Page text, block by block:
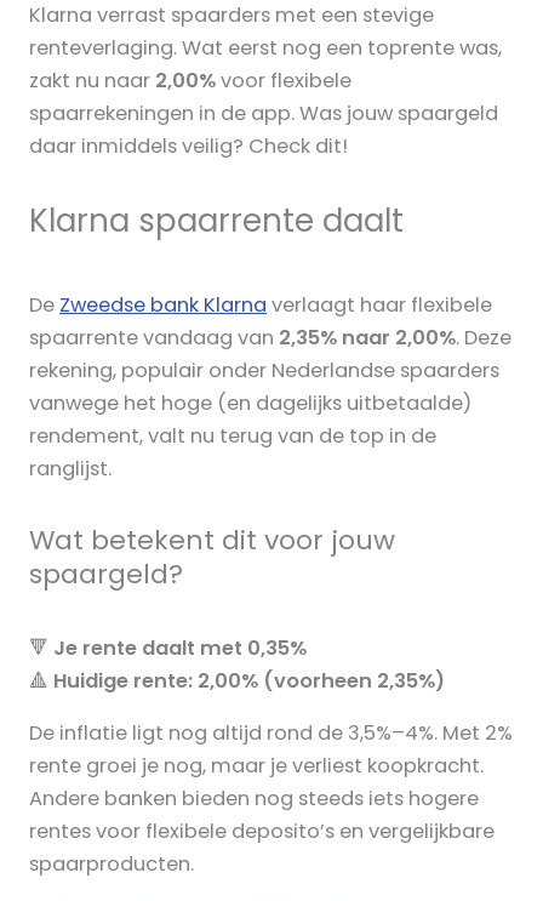
Klarna verrast spaarders met een stevige
renteverlaging. Wat eerst nog een toprente was,
zakt nu naar 2,00%voor flexibele
spaarrekeningen in de app. Was jouw spaargeld
daar inmiddels veilig? Check dit!
Klarna spaarrente daalt
De Zweedse bank Klarna verlaagt haar flexibele
spaarrente vandaag van 2,35% naar 2,00%. Deze
rekening, populair onder Nederlandse spaarders
vanwege het hoge (en dagelijks uitbetaalde)
rendement, valt nu terug van de top in de
ranglijst.
Wat betekent dit voor jouw
spaargeld?
🔻 Je rente daalt met 0,35%
🔺 Huidige rente: 2,00% (voorheen 2,35%)
De inflatie ligt nog altijd rond de 3,5%–4%. Met 2%
rente groei je nog, maar je verliest koopkracht.
Andere banken bieden nog steeds iets hogere
rentes voor flexibele deposito’s en vergelijkbare
spaarproducten.